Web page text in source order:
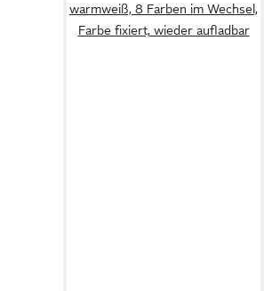
warmweiß, 8 Farben im Wechsel,
Farbe fixiert, wieder aufladbar